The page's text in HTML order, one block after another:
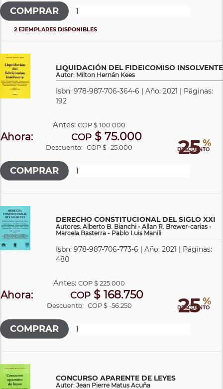
2 EJEMPLARES DISPONIBLES
LIQUIDACIÓN DEL FIDEICOMISO INSOLVENTE
Autor: Milton Hernán Kees
Isbn: 978-987-706-364-6 | Año: 2021 | Páginas:
192
25 %
DESCUENTO
Antes:COP$ 100.000
Ahora: COP $ 75.000
Descuento: COP $ -25.000
DERECHO CONSTITUCIONAL DEL SIGLO XXI
Autores: Alberto B. Bianchi - Allan R. Brewer-carias -
Marcela Basterra - Pablo Luis Manili
Isbn: 978-987-706-773-6 | Año: 2021 | Páginas:
480
25 %
DESCUENTO
Antes:COP$ 225.000
Ahora: COP$ 168.750
Descuento: COP $ -56.250
CONCURSO APARENTE DE LEYES
Autor: Jean Pierre Matus Acuña